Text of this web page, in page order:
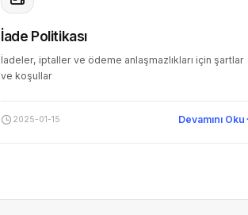
İade Politikası
İadeler, iptaller ve ödeme anlaşmazlıkları için şartlar
ve koşullar
2025-01-15 Devamını Oku